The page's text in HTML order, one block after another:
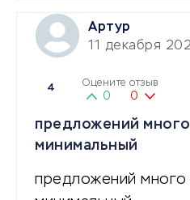
Артур
11 декабря
4 Оцените отзыв
0 0
предложений
минимальный
предложений много